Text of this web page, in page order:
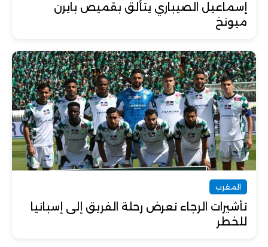
إسماعيل الصيباري يتألق بقميص بايرن
ميونخ
المغرب
تأشيرات الرجاء تعرض رحلة الفريق إلى إسبانيا
للخطر